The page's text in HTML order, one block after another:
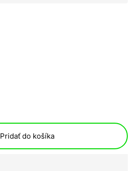
Pridať do košíka